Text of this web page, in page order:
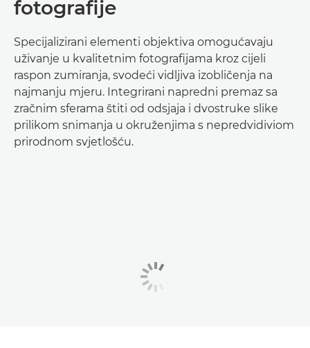
fotografije
Specijalizirani elementi objektiva omogućavaju
uživanje u kvalitetnim fotografijama kroz cijeli
raspon zumiranja, svodeći vidljiva izobličenja na
najmanju mjeru. Integrirani napredni premaz sa
zračnim sferama štiti od odsjaja i dvostruke slike
prilikom snimanja u okruženjima s nepredvidiviom
prirodnom svjetlošću.